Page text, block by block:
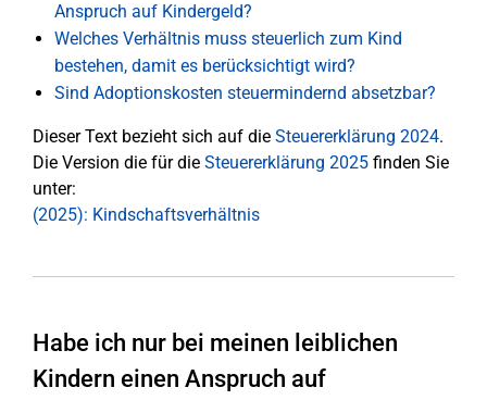
Anspruch auf Kindergeld?
Welches Verhältnis muss steuerlich zum Kind
bestehen, damit es berücksichtigt wird?
Sind Adoptionskosten steuermindernd absetzbar?
Dieser Text bezieht sich auf die Steuererklärung 2024.
Die Version die für die Steuererklärung 2025 finden Sie
unter:
(2025): Kindschaftsverhältnis
Habe ich nur bei meinen leiblichen
Kindern einen Anspruch auf